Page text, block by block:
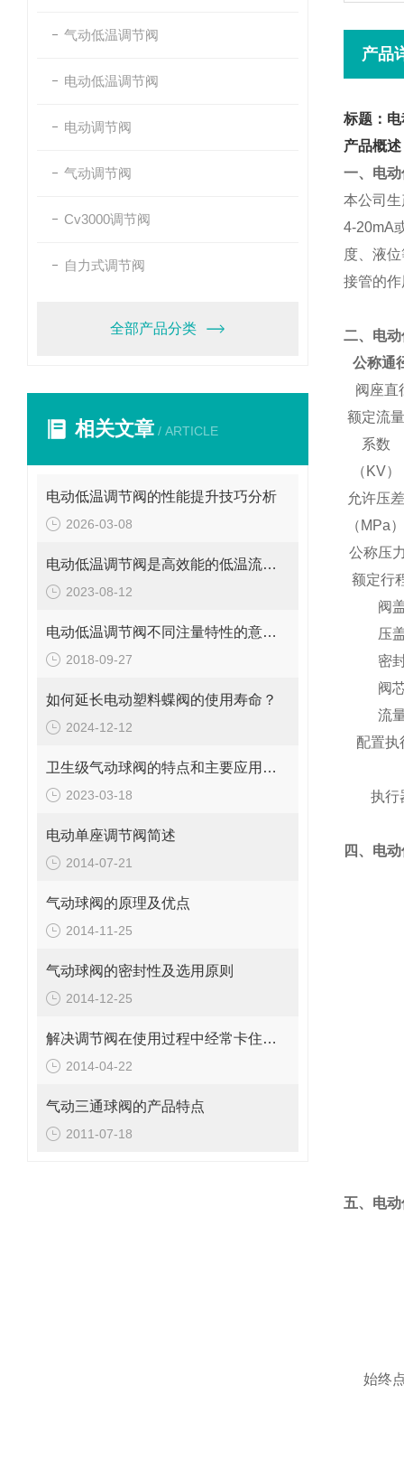
气动低温调节阀
电动低温调节阀
电动调节阀
气动调节阀
Cv3000调节阀
自力式调节阀
全部产品分类
相关文章 / ARTICLE
电动低温调节阀的性能提升技巧分析
2026-03-08
电动低温调节阀是高效能的低温流体控制解决方案
2023-08-12
电动低温调节阀不同注量特性的意义分析
2018-09-27
如何延长电动塑料蝶阀的使用寿命？
2024-12-12
卫生级气动球阀的特点和主要应用场景说明
2023-03-18
电动单座调节阀简述
2014-07-21
气动球阀的原理及优点
2014-11-25
气动球阀的密封性及选用原则
2014-12-25
解决调节阀在使用过程中经常卡住或堵塞的几种的方法
2014-04-22
气动三通球阀的产品特点
2011-07-18
产品
标题：
产品概述
一、电
本公司
4-20mA
度、液
接管的
二、电
公称通
阀座直
额定流量
系数
（KV）
允许压差
（MPa）
公称压
额定行
阀
压
密
阀
流
配置执
执行
四、电
五、电
始终